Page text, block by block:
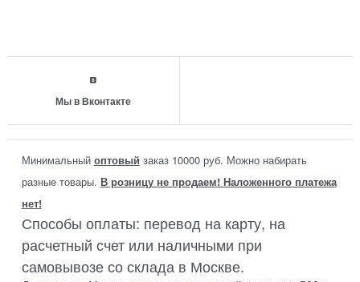
Мы в Вконтакте
Минимальный оптовый заказ 10000 руб. Можно набирать
разные товары. В розницу не продаем! Наложенного платежа
нет!
Способы оплаты: перевод на карту, на
расчетный счет или наличными при
самовывозе со склада в Москве.